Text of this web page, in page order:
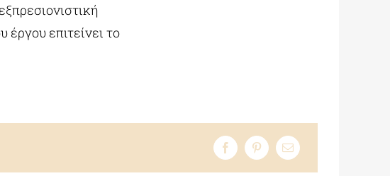
έργου επιτείνει το